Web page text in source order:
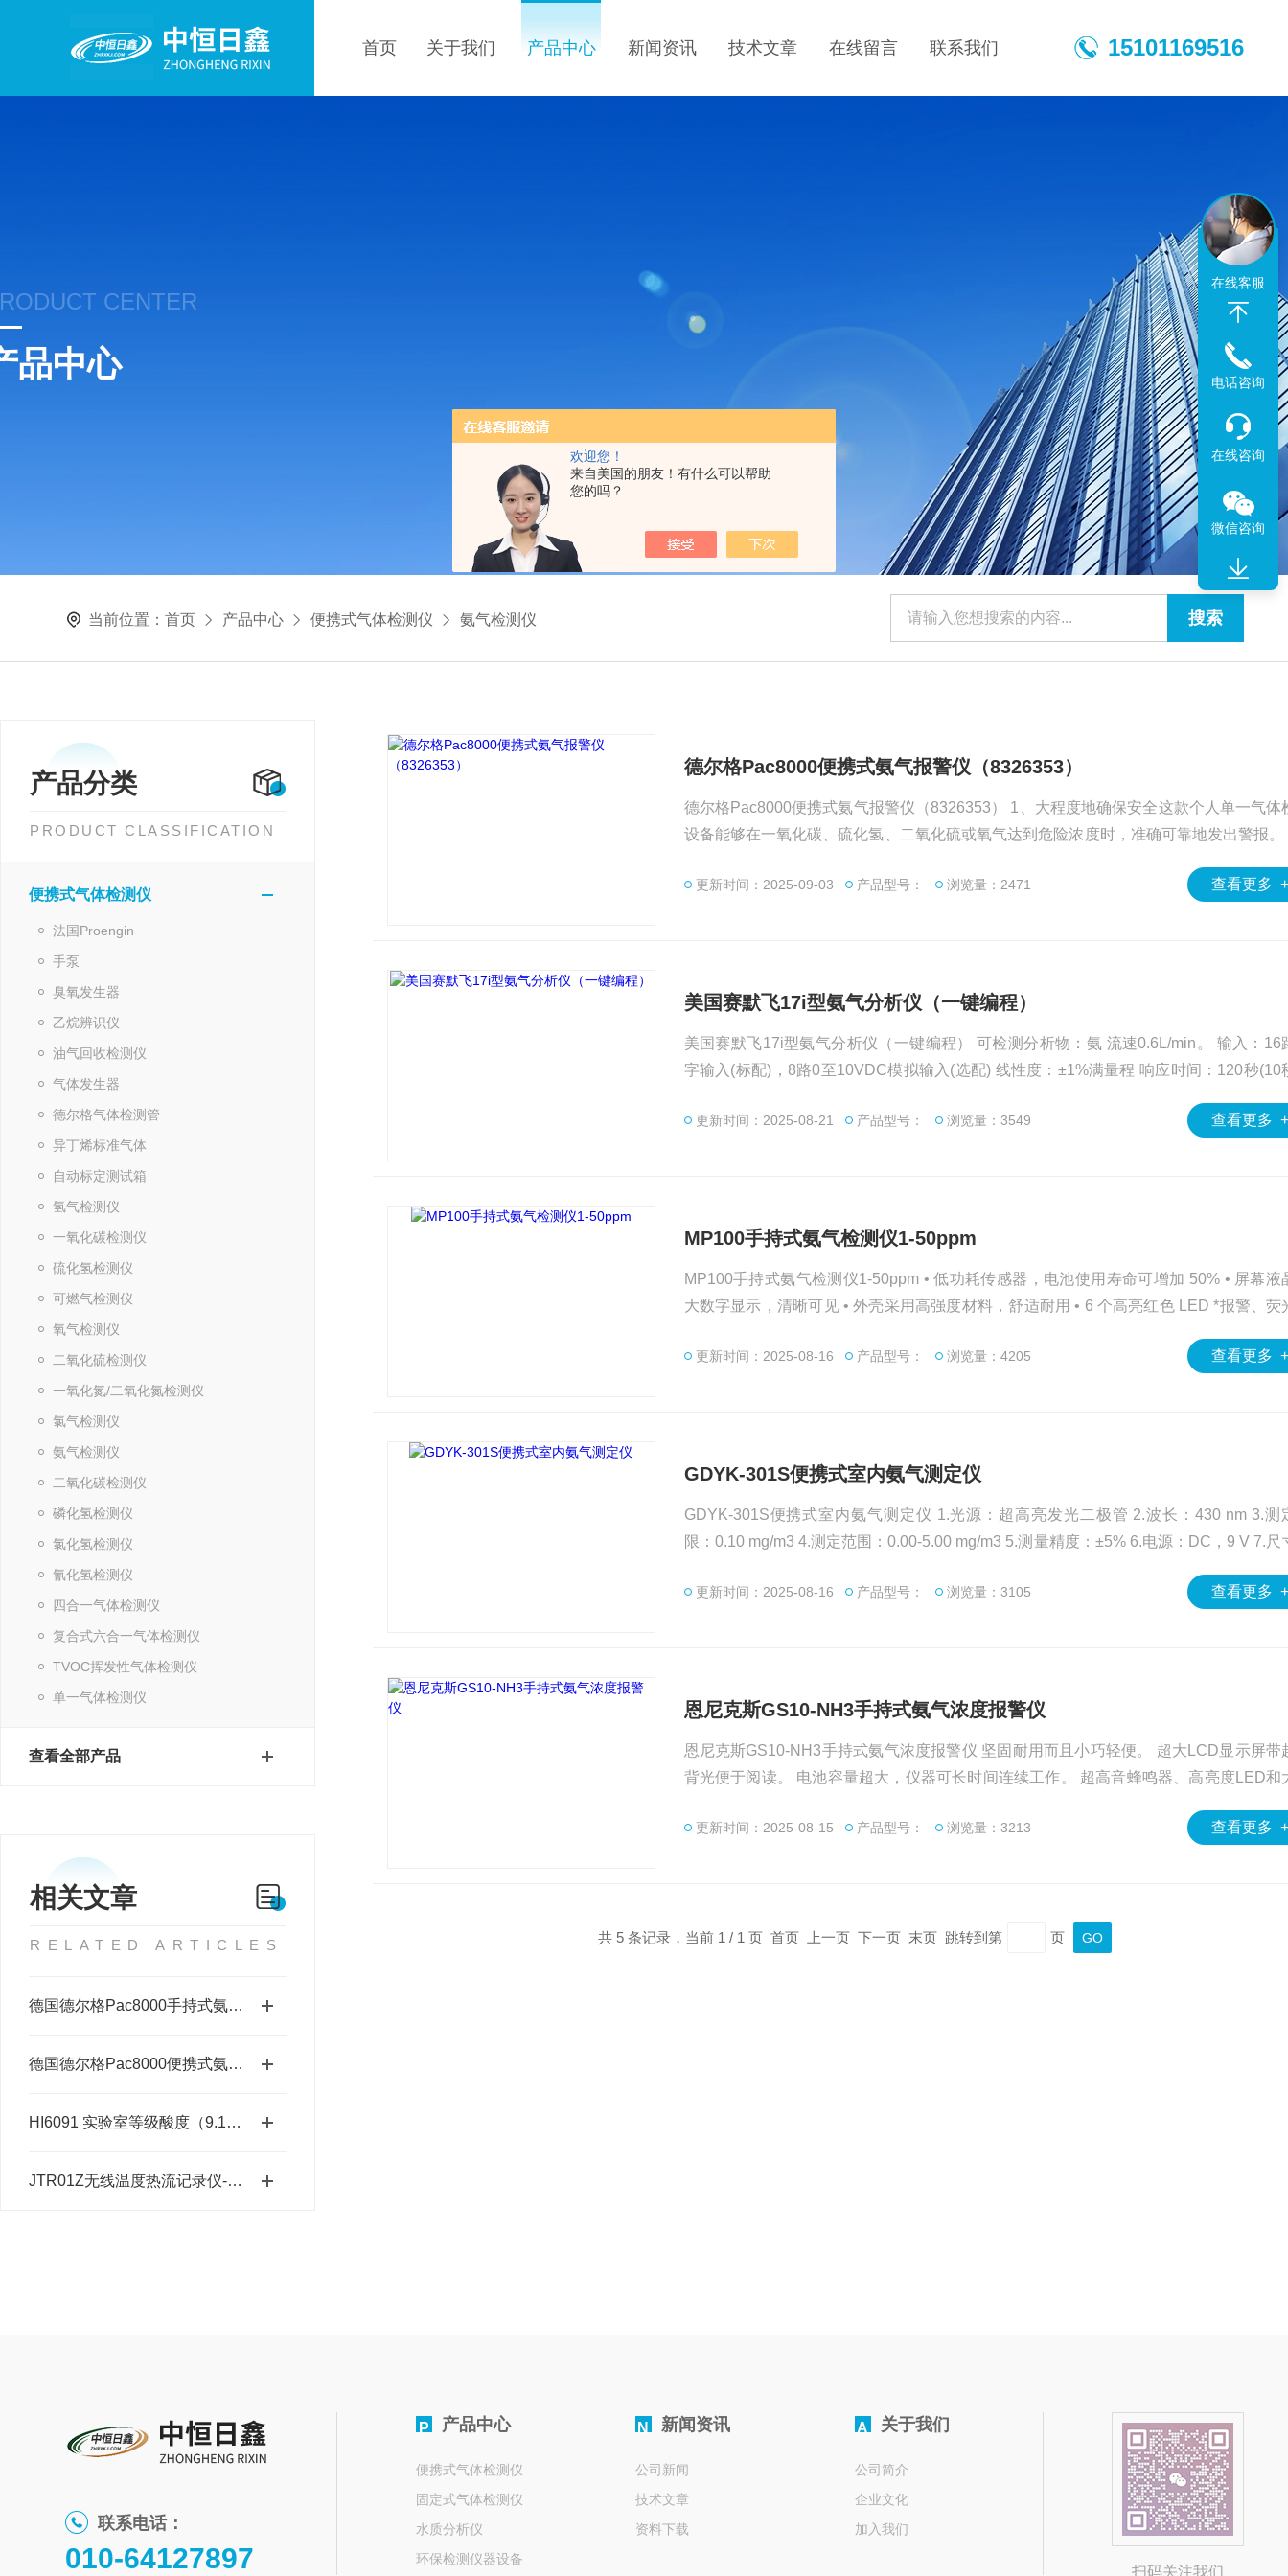
欢迎您！
来自美国的朋友！有什么可以帮助
您的吗？
首页 关于我们 产品中心 新闻资讯 技术文章 在线留言 联系我们 15101169516
CENTER
品中心
当前位置：首页 产品中心 便携式气体检测仪 氨气检测仪
产品分类
PRODUCT CLASSIFICATION
便携式气体检测仪
法国Proengin
手泵
臭氧发生器
乙烷辨识仪
油气回收检测仪
气体发生器
德尔格气体检测管
异丁烯标准气体
自动标定测试箱
氢气检测仪
一氧化碳检测仪
硫化氢检测仪
可燃气检测仪
氧气检测仪
二氧化硫检测仪
一氧化氮/二氧化氮检测仪
氯气检测仪
氨气检测仪
二氧化碳检测仪
磷化氢检测仪
氯化氢检测仪
氰化氢检测仪
四合一气体检测仪
复合式六合一气体检测仪
TVOC挥发性气体检测仪
单一气体检测仪
查看全部产品
相关文章
RELATED ARTICLES
德国德尔格Pac8000手持式氨气检测仪产品特点
德国德尔格Pac8000便携式氨气检测仪功能特点
HI6091 实验室等级酸度（9.177 pH）标准缓冲液
JTR01Z无线温度热流记录仪-20~85℃
德尔格Pac8000便携式氨气报警仪（8326353）
德尔格Pac8000便携式氨气报警仪（8326353） 1、大程度地确保安全这款个人单一气体
设备能够在一氧化碳、硫化氢、二氧化硫或氧气达到危险浓度时，准确可靠地发出警报。 2、
N）、氨气（NH3）、二氧化氮（NO2）、磷化氢（PH3）和有机蒸气（OV 或 OV-A）
更新时间：2025-09-03 产品型号： 浏览量：2471 查看更多 +
美国赛默飞17i型氨气分析仪（一键编程）
美国赛默飞17i型氨气分析仪（一键编程） 可检测分析物：氨 流速0.6L/min。 输入：16
字输入(标配)，8路0至10VDC模拟输入(选配) 线性度：±1%满量程 响应时间：120秒(10
更新时间：2025-08-21 产品型号： 浏览量：3549 查看更多 +
MP100手持式氨气检测仪1-50ppm
MP100手持式氨气检测仪1-50ppm • 低功耗传感器，电池使用寿命可增加 50% • 屏幕液
大数字显示，清晰可见 • 外壳采用高强度材料，舒适耐用 • 6 个高亮红色 LED *报警、荧
更新时间：2025-08-16 产品型号： 浏览量：4205 查看更多 +
GDYK-301S便携式室内氨气测定仪
GDYK-301S便携式室内氨气测定仪 1.光源：超高亮发光二极管 2.波长：430 nm 3.测
限：0.10 mg/m3 4.测定范围：0.00-5.00 mg/m3 5.测量精度：±5% 6.电源：DC，9 V 7.尺
更新时间：2025-08-16 产品型号： 浏览量：3105 查看更多 +
恩尼克斯GS10-NH3手持式氨气浓度报警仪
恩尼克斯GS10-NH3手持式氨气浓度报警仪 坚固耐用而且小巧轻便。 超大LCD显示屏带
背光便于阅读。 电池容量超大，仪器可长时间连续工作。 超高音蜂鸣器、高亮度LED和
更新时间：2025-08-15 产品型号： 浏览量：3213 查看更多 +
共 5 条记录，当前 1 / 1 页 首页 上一页 下一页 末页 跳转到第 页
联系电话：
010-64127897
P 产品中心
便携式气体检测仪
固定式气体检测仪
水质分析仪
环保检测仪器设备
N 新闻资讯
公司新闻
技术文章
资料下载
A 关于我们
公司简介
企业文化
加入我们
扫码关注我们
在线客服
电话咨询
在线咨询
微信咨询